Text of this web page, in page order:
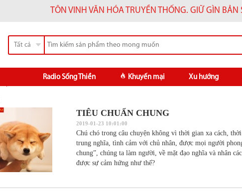
TÔN VINH VĂN HÓA TRUYỀN THỐNG. GIỮ GÌN
Tất cả
Radio Sống Thiền Khuyến mại Xu hướng
TIÊU CHUẨN CHUNG
2019-01-23 10:01:00
Chú chó trong câu chuyện không vì thời gian xa cách,
trung nghĩa, tình cảm với chủ nhân, được mọi người
chung”, chúng ta làm người, về mặt đạo nghĩa và nhân
được sự cảm hứng như thế?